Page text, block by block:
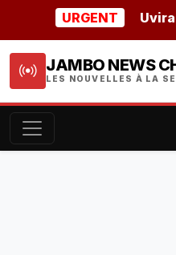
URGENT Uvira : la
JAMBO NEWS
LES NOUVELLES À LA